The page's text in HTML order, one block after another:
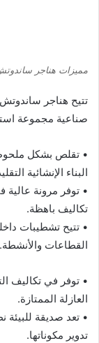
مميزات هناجر
تتيح هناجر
صناعية مجموعة
• تقلص بشكل ملحوظ
البناء الإنشائية
• توفر مرونة عالية
تكاليف باهظة.
• تتيح تشطيبات
القطاعات والأنشطة.
• توفر في تكاليف
العازلة الممتازة.
• تعد صديقة للبيئة
تدوير مكوناتها.